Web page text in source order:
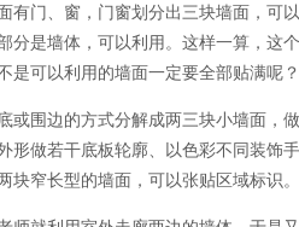
有门、窗，门窗划分出三块墙面，可
分是墙体，可以利用。这样一算，这
是可以利用的墙面一定要全部贴满呢
围边的方式分解成两三块小墙面，
形做若干底板轮廓、以色彩不同装饰
块窄长型的墙面，可以张贴区域标识。